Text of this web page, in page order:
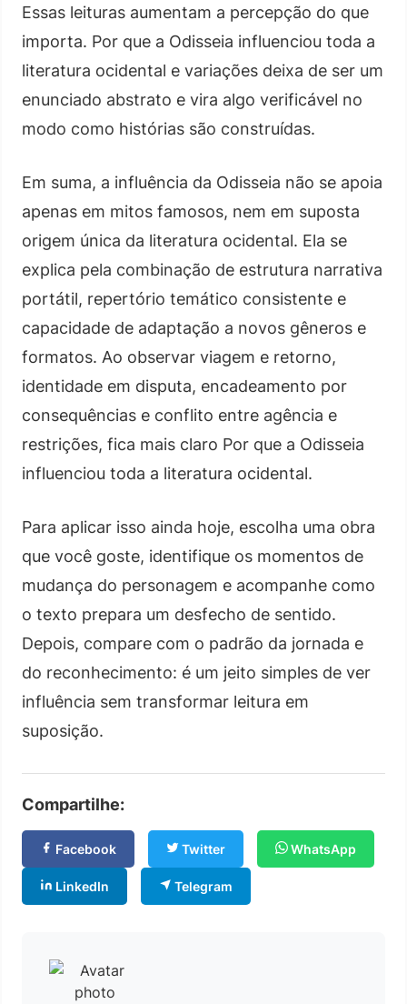
Essas leituras aumentam a percepção do que
importa. Por que a Odisseia influenciou toda a
literatura ocidental e variações deixa de ser um
enunciado abstrato e vira algo verificável no
modo como histórias são construídas.
Em suma, a influência da Odisseia não se apoia
apenas em mitos famosos, nem em suposta
origem única da literatura ocidental. Ela se
explica pela combinação de estrutura narrativa
portátil, repertório temático consistente e
capacidade de adaptação a novos gêneros e
formatos. Ao observar viagem e retorno,
identidade em disputa, encadeamento por
consequências e conflito entre agência e
restrições, fica mais claro Por que a Odisseia
influenciou toda a literatura ocidental.
Para aplicar isso ainda hoje, escolha uma obra
que você goste, identifique os momentos de
mudança do personagem e acompanhe como
o texto prepara um desfecho de sentido.
Depois, compare com o padrão da jornada e
do reconhecimento: é um jeito simples de ver
influência sem transformar leitura em
suposição.
Compartilhe:
Facebook Twitter WhatsApp
LinkedIn Telegram